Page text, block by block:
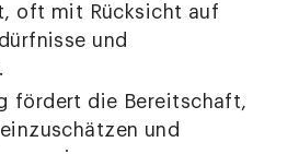
oft mit Rücksicht auf
und
fördert die Bereitschaft,
und